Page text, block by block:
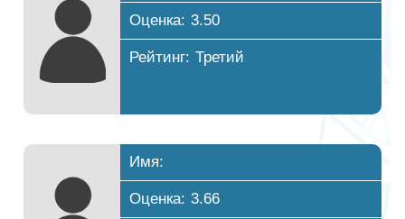
Оценка: 3.50
Рейтинг: Третий
Имя:
Оценка: 3.66